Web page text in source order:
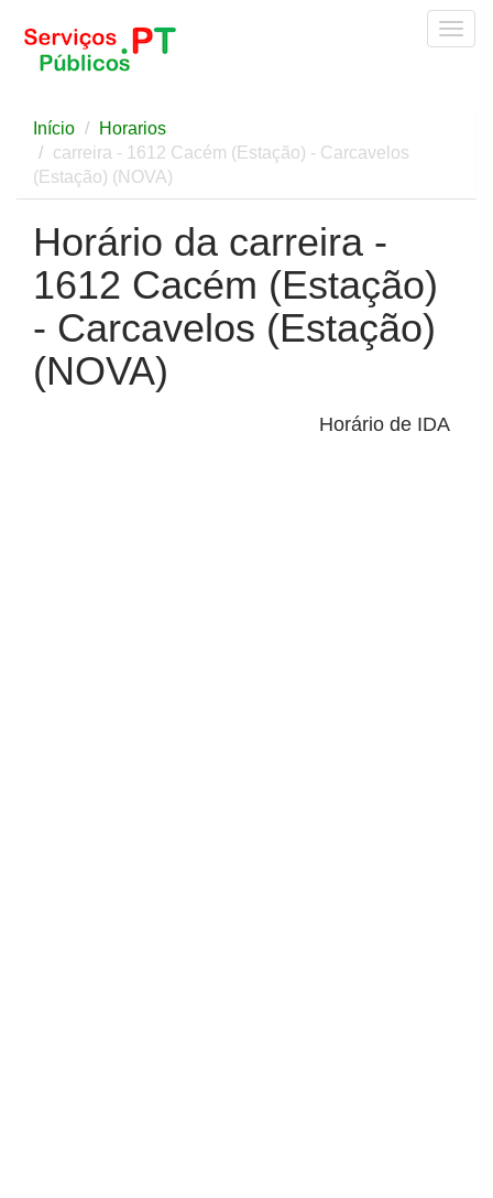
Início
Horarios
carreira - 1612 Cacém (Estação) - Carcavelos
(Estação) (NOVA)
Horário da carreira -
1612 Cacém (Estação)
- Carcavelos (Estação)
(NOVA)
Horário de IDA